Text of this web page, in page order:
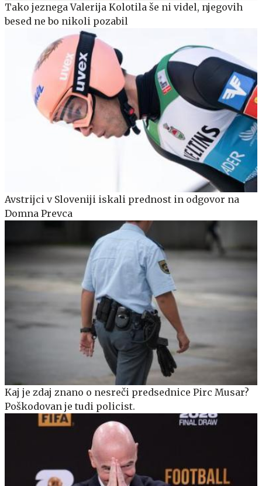
Tako jeznega Valerija Kolotila še ni videl, njegovih
besed ne bo nikoli pozabil
Avstrijci v Sloveniji iskali prednost in odgovor na
Domna Prevca
Kaj je zdaj znano o nesreči predsednice Pirc Musar?
Poškodovan je tudi policist.